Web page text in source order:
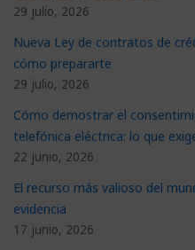
29 julio, 2026
Nueva Ley de contratos de
cómo prepararte
29 julio, 2026
Cómo demostrar el
telefónica eléctrica: lo que
22 junio, 2026
El recurso más valioso del
evidencia
17 junio, 2026